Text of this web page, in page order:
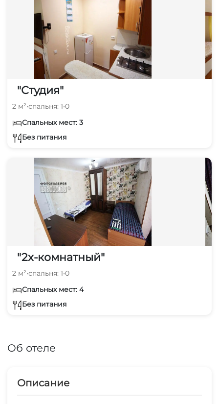
"Студия"
2 м²•спальня: 1•0
Спальных мест: 3
Без питания
"2х-комнатный"
2 м²•спальня: 1•0
Спальных мест: 4
Без питания
Об отеле
Описание